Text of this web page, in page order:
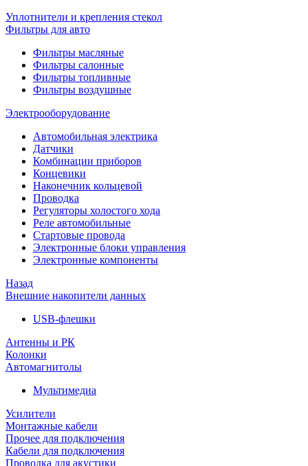
Уплотнители и крепления стекол
Фильтры для авто
Фильтры масляные
Фильтры салонные
Фильтры топливные
Фильтры воздушные
Электрооборудование
Автомобильная электрика
Датчики
Комбинации приборов
Концевики
Наконечник кольцевой
Проводка
Регуляторы холостого хода
Реле автомобильные
Стартовые провода
Электронные блоки управления
Электронные компоненты
Назад
Внешние накопители данных
USB-флешки
Антенны и РК
Колонки
Автомагнитолы
Мультимедиа
Усилители
Монтажные кабели
Прочее для подключения
Кабели для подключения
Проводка для акустики